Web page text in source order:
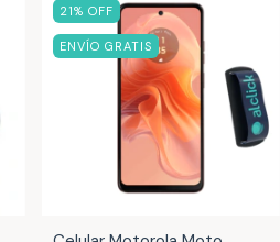
21% OFF
ENVÍO GRATIS